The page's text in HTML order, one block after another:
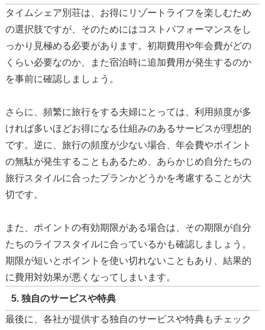
タイムシェア別荘は、お得にリゾートライフを楽しむため
の選択肢ですが、そのためにはコストパフォーマンスをし
っかり見極める必要があります。初期費用や年会費がどの
くらい必要なのか、また宿泊時に追加費用が発生するのか
を事前に確認しましょう。
さらに、頻繁に旅行をする夫婦にとっては、利用頻度が多
ければ多いほどお得になる仕組みのあるサービスが理想的
です。逆に、旅行の頻度が少ない場合、年会費やポイント
の無駄が発生することもあるため、あらかじめ自分たちの
旅行スタイルに合ったプランかどうかを考慮することが大
切です。
また、ポイントの有効期限がある場合は、その期限が自分
たちのライフスタイルに合っているかも確認しましょう。
期限が短いとポイントを使い切れないこともあり、結果的
に費用対効果が悪くなってしまいます。
5. 独自のサービスや特典
最後に、各社が提供する独自のサービスや特典もチェック